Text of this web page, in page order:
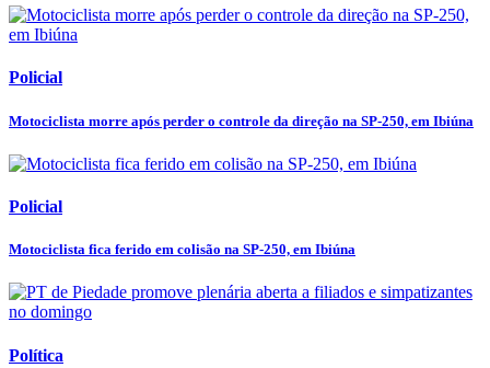
Policial
Motociclista morre após perder o controle da direção na SP-250, em Ibiúna
Policial
Motociclista fica ferido em colisão na SP-250, em Ibiúna
Política